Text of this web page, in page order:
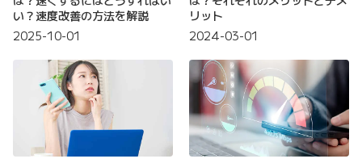
い？速度改善の方法を解説
2025-10-01
リット
2024-03-01